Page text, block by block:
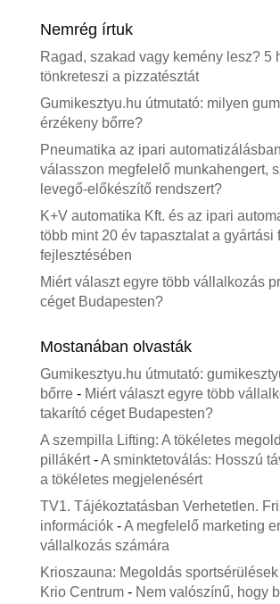
Nemrég írtuk
Ragad, szakad vagy kemény lesz? 5
tönkreteszi a pizzatésztát
Gumikesztyu.hu útmutató: milyen
érzékeny bőrre?
Pneumatika az ipari
válasszon megfelelő munkahengert,
levegő-előkészítő rendszert?
K+V automatika Kft. és az ipari
több mint 20 év tapasztalat a gyártási
fejlesztésében
Miért választ egyre több vállalkozás
céget Budapesten?
Mostanában olvasták
Gumikesztyu.hu útmutató:
bőrre- Miért választ egyre több
takarító céget Budapesten?
A szempilla Lifting: A tökéletes
pillákért-A sminktetoválás: Hosszú
a tökéletes megjelenésért
TV1. Tájékoztatásban Verhetetlen.
információk-A megfelelő marketing
vállalkozás számára
Krioszauna: Megoldás
Krio Centrum- Nem valószínű, hogy